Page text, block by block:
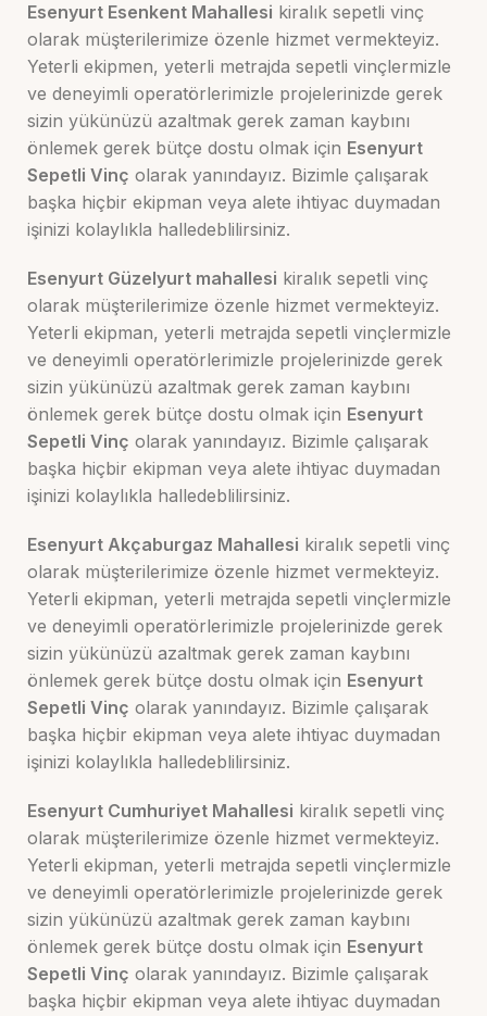
Esenyurt Esenkent Mahallesi kiralık sepetli vinç
olarak müşterilerimize özenle hizmet vermekteyiz.
Yeterli ekipmen, yeterli metrajda sepetli vinçlermizle
ve deneyimli operatörlerimizle projelerinizde gerek
sizin yükünüzü azaltmak gerek zaman kaybını
önlemek gerek bütçe dostu olmak için Esenyurt
Sepetli Vinç olarak yanındayız. Bizimle çalışarak
başka hiçbir ekipman veya alete ihtiyac duymadan
işinizi kolaylıkla halledeblilirsiniz.
Esenyurt Güzelyurt mahallesi kiralık sepetli vinç
olarak müşterilerimize özenle hizmet vermekteyiz.
Yeterli ekipman, yeterli metrajda sepetli vinçlermizle
ve deneyimli operatörlerimizle projelerinizde gerek
sizin yükünüzü azaltmak gerek zaman kaybını
önlemek gerek bütçe dostu olmak için Esenyurt
Sepetli Vinç olarak yanındayız. Bizimle çalışarak
başka hiçbir ekipman veya alete ihtiyac duymadan
işinizi kolaylıkla halledeblilirsiniz.
Esenyurt Akçaburgaz Mahallesi kiralık sepetli vinç
olarak müşterilerimize özenle hizmet vermekteyiz.
Yeterli ekipman, yeterli metrajda sepetli vinçlermizle
ve deneyimli operatörlerimizle projelerinizde gerek
sizin yükünüzü azaltmak gerek zaman kaybını
önlemek gerek bütçe dostu olmak için Esenyurt
Sepetli Vinç olarak yanındayız. Bizimle çalışarak
başka hiçbir ekipman veya alete ihtiyac duymadan
işinizi kolaylıkla halledeblilirsiniz.
Esenyurt Cumhuriyet Mahallesi kiralık sepetli vinç
olarak müşterilerimize özenle hizmet vermekteyiz.
Yeterli ekipman, yeterli metrajda sepetli vinçlermizle
ve deneyimli operatörlerimizle projelerinizde gerek
sizin yükünüzü azaltmak gerek zaman kaybını
önlemek gerek bütçe dostu olmak için Esenyurt
Sepetli Vinç olarak yanındayız. Bizimle çalışarak
başka hiçbir ekipman veya alete ihtiyac duymadan